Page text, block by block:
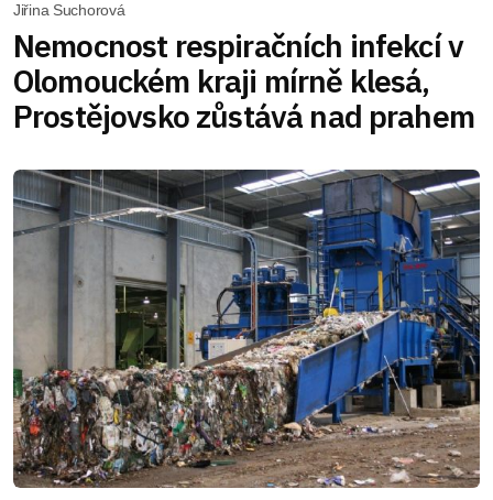
Jiřina Suchorová
Nemocnost respiračních infekcí v
Olomouckém kraji mírně klesá,
Prostějovsko zůstává nad prahem